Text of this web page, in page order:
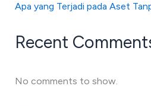
Apa yang Terjadi pada Aset
Recent
No comments to show.